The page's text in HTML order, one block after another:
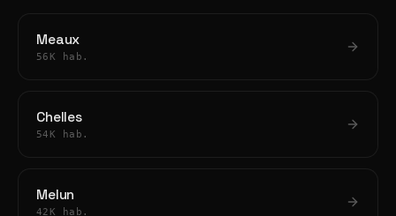
Meaux
56K hab.
Chelles
54K hab.
Melun
42K hab.